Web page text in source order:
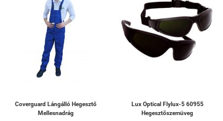
Coverguard Lángálló Hegesztő
Mellesnadrág
Lux Optical Flylux-5 60955
Hegesztőszemüveg